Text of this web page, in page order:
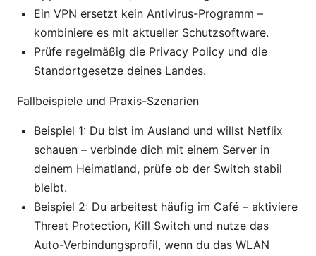
Ein VPN ersetzt kein Antivirus-Programm –
kombiniere es mit aktueller Schutzsoftware.
Prüfe regelmäßig die Privacy Policy und die
Standortgesetze deines Landes.
Fallbeispiele und Praxis-Szenarien
Beispiel 1: Du bist im Ausland und willst Netflix
schauen – verbinde dich mit einem Server in
deinem Heimatland, prüfe ob der Switch stabil
bleibt.
Beispiel 2: Du arbeitest häufig im Café – aktiviere
Threat Protection, Kill Switch und nutze das
Auto-Verbindungsprofil, wenn du das WLAN